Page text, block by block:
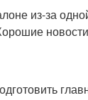
из-за